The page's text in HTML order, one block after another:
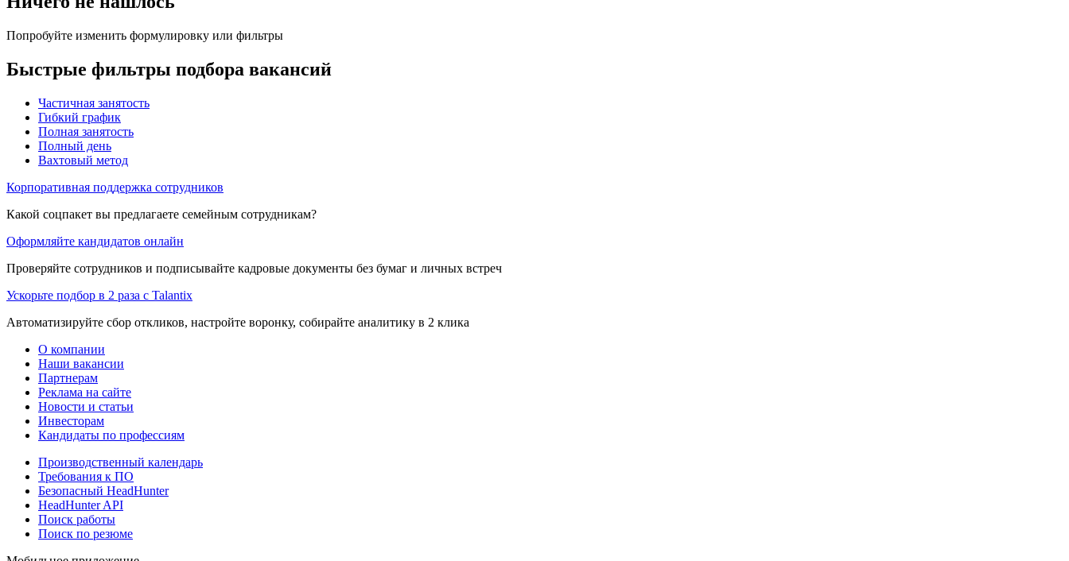
Попробуйте изменить формулировку или фильтры
Быстрые фильтры подбора вакансий
Частичная занятость
Гибкий график
Полная занятость
Полный день
Вахтовый метод
Корпоративная поддержка сотрудников
Какой соцпакет вы предлагаете семейным сотрудникам?
Оформляйте кандидатов онлайн
Проверяйте сотрудников и подписывайте кадровые документы без бумаг и личных встреч
Ускорьте подбор в 2 раза с Talantix
Автоматизируйте сбор откликов, настройте воронку, собирайте аналитику в 2 клика
О компании
Наши вакансии
Партнерам
Реклама на сайте
Новости и статьи
Инвесторам
Кандидаты по профессиям
Производственный календарь
Требования к ПО
Безопасный HeadHunter
HeadHunter API
Поиск работы
Поиск по резюме